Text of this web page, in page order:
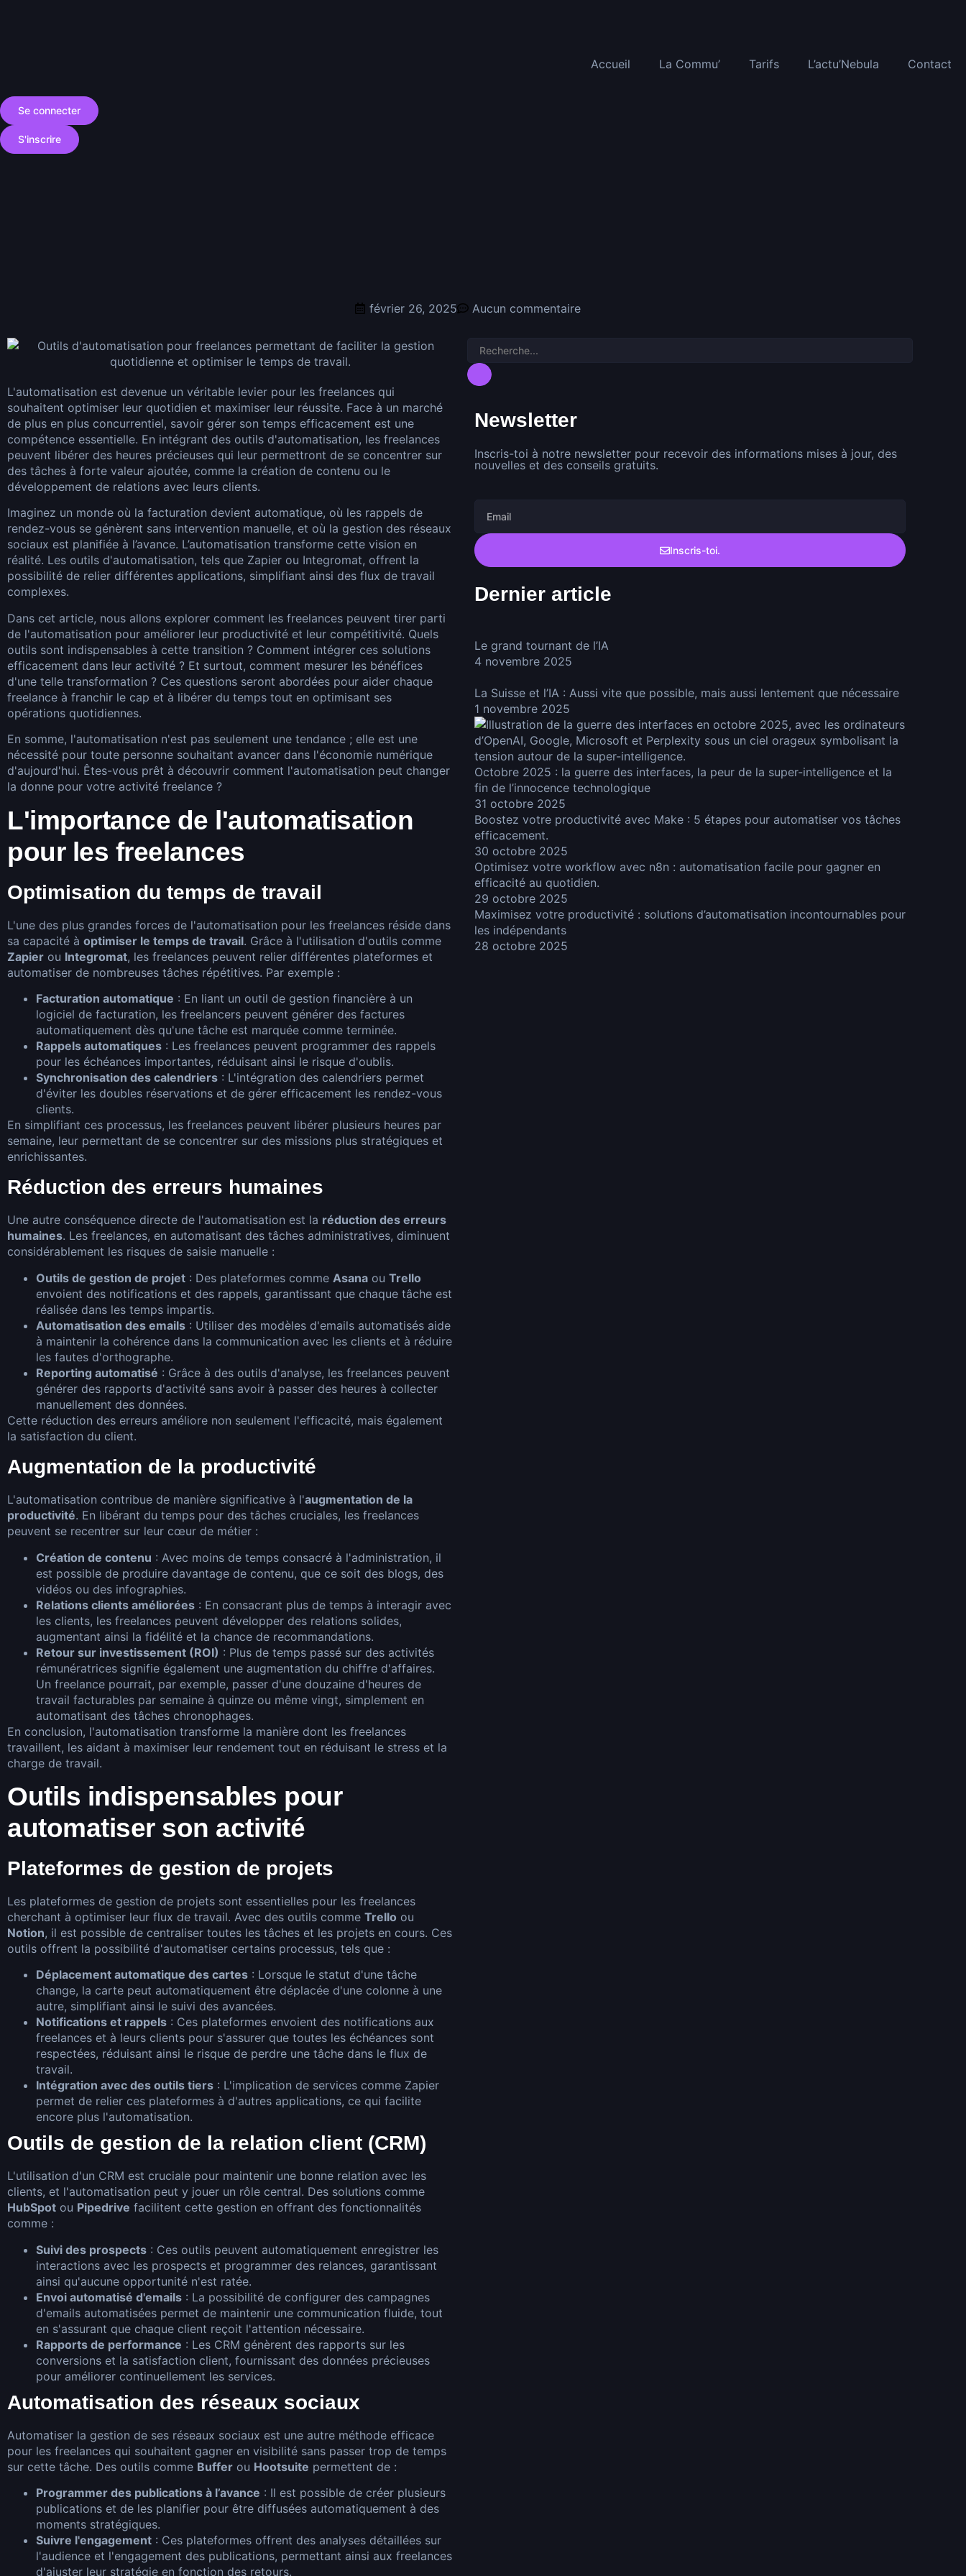
Accueil La Commu’ Tarifs L’actu’Nebula Contact
Se connecter
S'inscrire
février 26, 2025 Aucun commentaire
L'automatisation est devenue un véritable levier pour les freelances qui
souhaitent optimiser leur quotidien et maximiser leur réussite. Face à un marché
de plus en plus concurrentiel, savoir gérer son temps efficacement est une
compétence essentielle. En intégrant des outils d'automatisation, les freelances
peuvent libérer des heures précieuses qui leur permettront de se concentrer sur
des tâches à forte valeur ajoutée, comme la création de contenu ou le
développement de relations avec leurs clients.
Imaginez un monde où la facturation devient automatique, où les rappels de
rendez-vous se génèrent sans intervention manuelle, et où la gestion des réseaux
sociaux est planifiée à l’avance. L’automatisation transforme cette vision en
réalité. Les outils d'automatisation, tels que Zapier ou Integromat, offrent la
possibilité de relier différentes applications, simplifiant ainsi des flux de travail
complexes.
Dans cet article, nous allons explorer comment les freelances peuvent tirer parti
de l'automatisation pour améliorer leur productivité et leur compétitivité. Quels
outils sont indispensables à cette transition ? Comment intégrer ces solutions
efficacement dans leur activité ? Et surtout, comment mesurer les bénéfices
d'une telle transformation ? Ces questions seront abordées pour aider chaque
freelance à franchir le cap et à libérer du temps tout en optimisant ses
opérations quotidiennes.
En somme, l'automatisation n'est pas seulement une tendance ; elle est une
nécessité pour toute personne souhaitant avancer dans l'économie numérique
d'aujourd'hui. Êtes-vous prêt à découvrir comment l'automatisation peut changer
la donne pour votre activité freelance ?
L'importance de l'automatisation
pour les freelances
Optimisation du temps de travail
L'une des plus grandes forces de l'automatisation pour les freelances réside dans
sa capacité à optimiser le temps de travail. Grâce à l'utilisation d'outils comme
Zapier ou Integromat, les freelances peuvent relier différentes plateformes et
automatiser de nombreuses tâches répétitives. Par exemple :
Facturation automatique : En liant un outil de gestion financière à un
logiciel de facturation, les freelancers peuvent générer des factures
automatiquement dès qu'une tâche est marquée comme terminée.
Rappels automatiques : Les freelances peuvent programmer des rappels
pour les échéances importantes, réduisant ainsi le risque d'oublis.
Synchronisation des calendriers : L'intégration des calendriers permet
d'éviter les doubles réservations et de gérer efficacement les rendez-vous
clients.
En simplifiant ces processus, les freelances peuvent libérer plusieurs heures par
semaine, leur permettant de se concentrer sur des missions plus stratégiques et
enrichissantes.
Réduction des erreurs humaines
Une autre conséquence directe de l'automatisation est la réduction des erreurs
humaines. Les freelances, en automatisant des tâches administratives, diminuent
considérablement les risques de saisie manuelle :
Outils de gestion de projet : Des plateformes comme Asana ou Trello
envoient des notifications et des rappels, garantissant que chaque tâche est
réalisée dans les temps impartis.
Automatisation des emails : Utiliser des modèles d'emails automatisés aide
à maintenir la cohérence dans la communication avec les clients et à réduire
les fautes d'orthographe.
Reporting automatisé : Grâce à des outils d'analyse, les freelances peuvent
générer des rapports d'activité sans avoir à passer des heures à collecter
manuellement des données.
Cette réduction des erreurs améliore non seulement l'efficacité, mais également
la satisfaction du client.
Augmentation de la productivité
L'automatisation contribue de manière significative à l'augmentation de la
productivité. En libérant du temps pour des tâches cruciales, les freelances
peuvent se recentrer sur leur cœur de métier :
Création de contenu : Avec moins de temps consacré à l'administration, il
est possible de produire davantage de contenu, que ce soit des blogs, des
vidéos ou des infographies.
Relations clients améliorées : En consacrant plus de temps à interagir avec
les clients, les freelances peuvent développer des relations solides,
augmentant ainsi la fidélité et la chance de recommandations.
Retour sur investissement (ROI) : Plus de temps passé sur des activités
rémunératrices signifie également une augmentation du chiffre d'affaires.
Un freelance pourrait, par exemple, passer d'une douzaine d'heures de
travail facturables par semaine à quinze ou même vingt, simplement en
automatisant des tâches chronophages.
En conclusion, l'automatisation transforme la manière dont les freelances
travaillent, les aidant à maximiser leur rendement tout en réduisant le stress et la
charge de travail.
Outils indispensables pour
automatiser son activité
Plateformes de gestion de projets
Les plateformes de gestion de projets sont essentielles pour les freelances
cherchant à optimiser leur flux de travail. Avec des outils comme Trello ou
Notion, il est possible de centraliser toutes les tâches et les projets en cours. Ces
outils offrent la possibilité d'automatiser certains processus, tels que :
Déplacement automatique des cartes : Lorsque le statut d'une tâche
change, la carte peut automatiquement être déplacée d'une colonne à une
autre, simplifiant ainsi le suivi des avancées.
Notifications et rappels : Ces plateformes envoient des notifications aux
freelances et à leurs clients pour s'assurer que toutes les échéances sont
respectées, réduisant ainsi le risque de perdre une tâche dans le flux de
travail.
Intégration avec des outils tiers : L'implication de services comme Zapier
permet de relier ces plateformes à d'autres applications, ce qui facilite
encore plus l'automatisation.
Outils de gestion de la relation client (CRM)
L'utilisation d'un CRM est cruciale pour maintenir une bonne relation avec les
clients, et l'automatisation peut y jouer un rôle central. Des solutions comme
HubSpot ou Pipedrive facilitent cette gestion en offrant des fonctionnalités
comme :
Suivi des prospects : Ces outils peuvent automatiquement enregistrer les
interactions avec les prospects et programmer des relances, garantissant
ainsi qu'aucune opportunité n'est ratée.
Envoi automatisé d'emails : La possibilité de configurer des campagnes
d'emails automatisées permet de maintenir une communication fluide, tout
en s'assurant que chaque client reçoit l'attention nécessaire.
Rapports de performance : Les CRM génèrent des rapports sur les
conversions et la satisfaction client, fournissant des données précieuses
pour améliorer continuellement les services.
Automatisation des réseaux sociaux
Automatiser la gestion de ses réseaux sociaux est une autre méthode efficace
pour les freelances qui souhaitent gagner en visibilité sans passer trop de temps
sur cette tâche. Des outils comme Buffer ou Hootsuite permettent de :
Programmer des publications à l’avance : Il est possible de créer plusieurs
publications et de les planifier pour être diffusées automatiquement à des
moments stratégiques.
Suivre l'engagement : Ces plateformes offrent des analyses détaillées sur
l'audience et l'engagement des publications, permettant ainsi aux freelances
d'ajuster leur stratégie en fonction des retours.
Newsletter
Inscris-toi à notre newsletter pour recevoir des informations mises à jour, des
nouvelles et des conseils gratuits.
Inscris-toi.
Dernier article
Le grand tournant de l’IA
4 novembre 2025
La Suisse et l’IA : Aussi vite que possible, mais aussi lentement que nécessaire
1 novembre 2025
Octobre 2025 : la guerre des interfaces, la peur de la super-intelligence et la
fin de l’innocence technologique
31 octobre 2025
Boostez votre productivité avec Make : 5 étapes pour automatiser vos tâches
efficacement.
30 octobre 2025
Optimisez votre workflow avec n8n : automatisation facile pour gagner en
efficacité au quotidien.
29 octobre 2025
Maximisez votre productivité : solutions d’automatisation incontournables pour
les indépendants
28 octobre 2025